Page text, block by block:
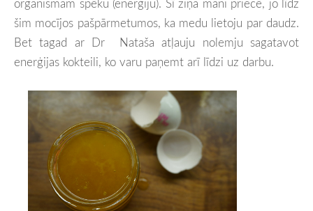
šim mocījos pašpārmetumos, ka medu lietoju par daudz.
Bet tagad ar Dr Nataša atļauju nolemju sagatavot
enerģijas kokteili, ko varu paņemt arī līdzi uz darbu.